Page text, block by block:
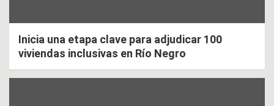
Inicia una etapa clave para adjudicar 100
viviendas inclusivas en Río Negro